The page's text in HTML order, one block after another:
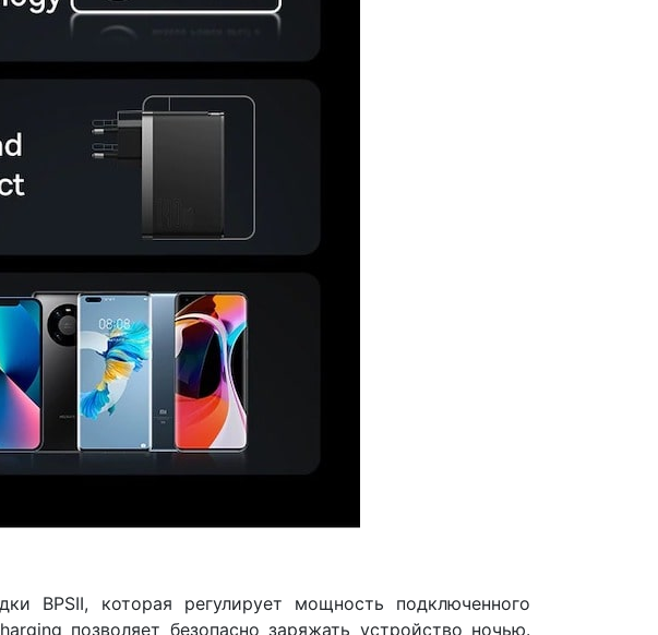
BPSII, которая регулирует мощность подключенного
позволяет безопасно заряжать устройство ночью.